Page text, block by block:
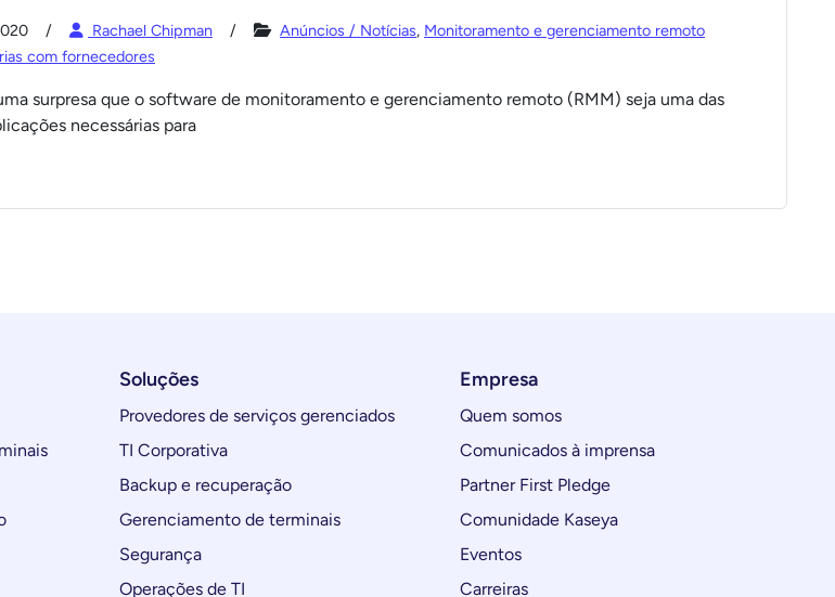
Rachael Chipman Anúncios / Notícias, Monitoramento e gerenciamento remoto
com fornecedores
surpresa que o software de monitoramento e gerenciamento remoto (RMM) seja uma das
necessárias para
Soluções
Provedores de serviços gerenciados
TI Corporativa
Backup e recuperação
Gerenciamento de terminais
Segurança
Operações de TI
Empresa
Quem somos
Comunicados à imprensa
Partner First Pledge
Comunidade Kaseya
Eventos
Carreiras